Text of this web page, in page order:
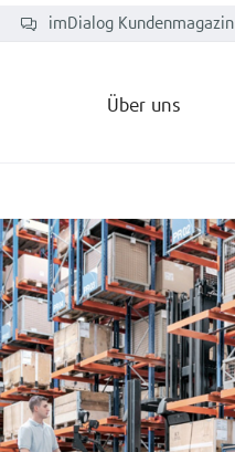
Über uns
imDialog Kundenmagazin